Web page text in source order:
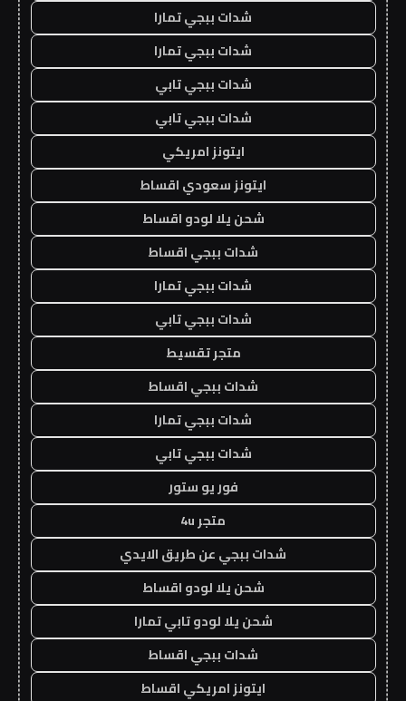
شدات ببجي تمارا
شدات ببجي تمارا
شدات ببجي تابي
شدات ببجي تابي
ايتونز امريكي
ايتونز سعودي اقساط
شحن يلا لودو اقساط
شدات ببجي اقساط
شدات ببجي تمارا
شدات ببجي تابي
متجر تقسيط
شدات ببجي اقساط
شدات ببجي تمارا
شدات ببجي تابي
فور يو ستور
متجر 4u
شدات ببجي عن طريق الايدي
شحن يلا لودو اقساط
شحن يلا لودو تابي تمارا
شدات ببجي اقساط
ايتونز امريكي اقساط